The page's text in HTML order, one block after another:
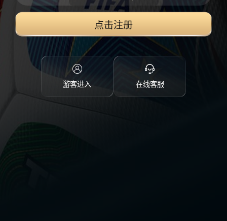
点击注册
游客进入 在线客服